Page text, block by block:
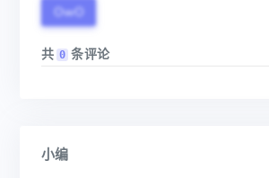
OwO
共 0 条评论
小编